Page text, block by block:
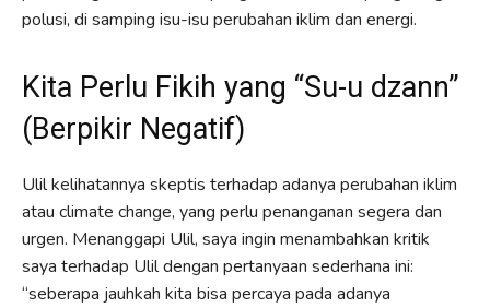
polusi, di samping isu-isu perubahan iklim dan energi.
Kita Perlu Fikih yang “Su-u dzann”
(Berpikir Negatif)
Ulil kelihatannya skeptis terhadap adanya perubahan iklim
atau climate change, yang perlu penanganan segera dan
urgen. Menanggapi Ulil, saya ingin menambahkan kritik
saya terhadap Ulil dengan pertanyaan sederhana ini:
“seberapa jauhkah kita bisa percaya pada adanya